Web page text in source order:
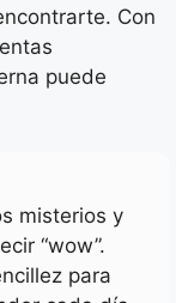
Con
puede
misterios y
“wow”.
para